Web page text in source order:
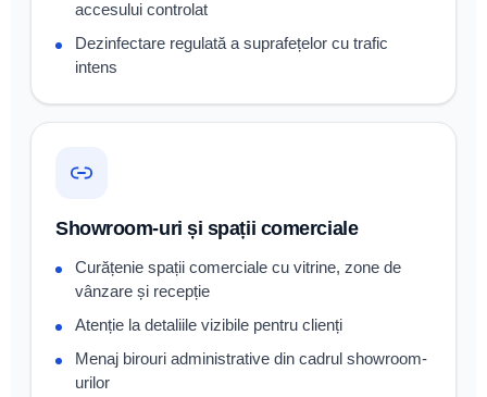
accesului controlat
Dezinfectare regulată a suprafețelor cu trafic
intens
Showroom-uri și spații comerciale
Curățenie spații comerciale cu vitrine, zone de
vânzare și recepție
Atenție la detaliile vizibile pentru clienți
Menaj birouri administrative din cadrul showroom-
urilor